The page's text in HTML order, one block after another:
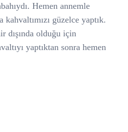
Hemen annemle
güzelce yaptık.
dışında olduğu için
yaptıktan sonra hemen